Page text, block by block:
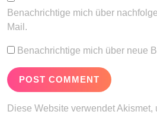
Benachrichtige mich über
Mail.
Benachrichtige mich über neue
Diese Website verwendet Akismet,